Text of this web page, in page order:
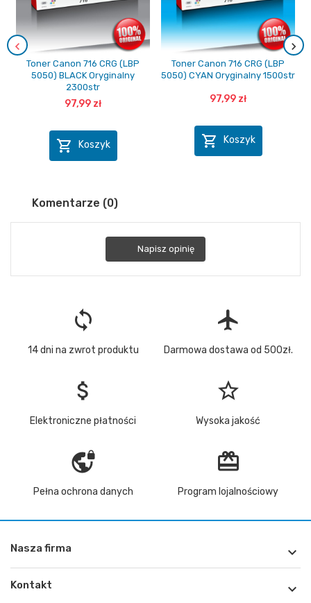
Toner Canon 716 CRG (LBP
5050) BLACK Oryginalny
2300str
97,99 zł
 Koszyk
Toner Canon 716 CRG (LBP
5050) CYAN Oryginalny 1500str
97,99 zł
 Koszyk
Komentarze (0)
Napisz opinię
loop
14 dni na zwrot produktu
flight
Darmowa dostawa od 500zł.
attach_money
Elektroniczne płatności
star_border
Wysoka jakość
vpn_lock
Pełna ochrona danych
redeem
Program lojalnościowy
Nasza firma 
Kontakt 